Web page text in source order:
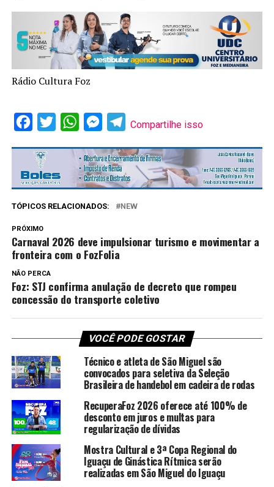
Rádio Cultura Foz
Facebook
Twitter WhatsAppMessenger
Telegram
Compartilhe isso
TÓPICOS RELACIONADOS: NEW
PRÓXIMO
Carnaval 2026 deve impulsionar turismo e movimentar a
fronteira com o FozFolia
NÃO PERCA
Foz: STJ confirma anulação de decreto que rompeu
concessão do transporte coletivo
VOCÊ PODE GOSTAR
Técnico e atleta de São Miguel são
convocados para seletiva da Seleção
Brasileira de handebol em cadeira de rodas
RecuperaFoz 2026 oferece até 100% de
desconto em juros e multas para
regularização de dívidas
Mostra Cultural e 3ª Copa Regional do
Iguaçu de Ginástica Rítmica serão
realizadas em São Miguel do Iguaçu